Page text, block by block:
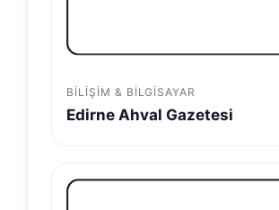
BILIŞIM & BILGISAYAR
Edirne Ahval Gazetesi